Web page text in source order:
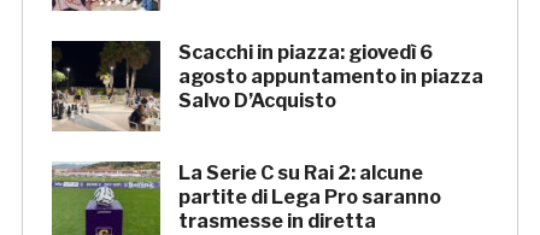
Scacchi in piazza: giovedì 6
agosto appuntamento in piazza
Salvo D’Acquisto
La Serie C su Rai 2: alcune
partite di Lega Pro saranno
trasmesse in diretta